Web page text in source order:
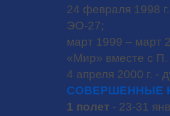
24 февраля 1998
ЭО-27;
март 1999 – март
«Мир» вместе с
4 апреля 2000 г. -
СОВЕРШЕННЫЕ
1 полет - 23-31